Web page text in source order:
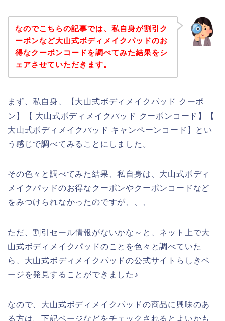
なのでこちらの記事では、私自身が割引ク
ーポンなど大山式ボディメイクパッドのお
得なクーポンコードを調べてみた結果をシ
ェアさせていただきます。
まず、私自身、【大山式ボディメイクパッド クーポ
ン】【 大山式ボディメイクパッド クーポンコード】【
大山式ボディメイクパッド キャンペーンコード】とい
う感じで調べてみることにしました。
その色々と調べてみた結果、私自身は、大山式ボディ
メイクパッドのお得なクーポンやクーポンコードなど
をみつけられなかったのですが、、、
ただ、割引セール情報がないかな～と、ネット上で大
山式ボディメイクパッドのことを色々と調べていた
ら、大山式ボディメイクパッドの公式サイトらしきペ
ージを発見することができました♪
なので、大山式ボディメイクパッドの商品に興味のあ
る方は、下記ページなどをチェックされるとよいかも